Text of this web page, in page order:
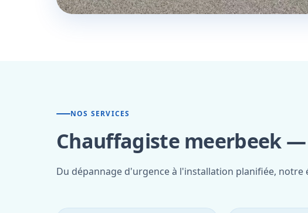
NOS SERVICES
Chauffagiste meerbeek
Du dépannage d'urgence à l'installation planifiée, notre